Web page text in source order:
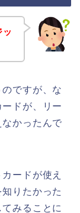
ですが、な
ドが、リー
かったんで
ードが使え
りたかった
みることに